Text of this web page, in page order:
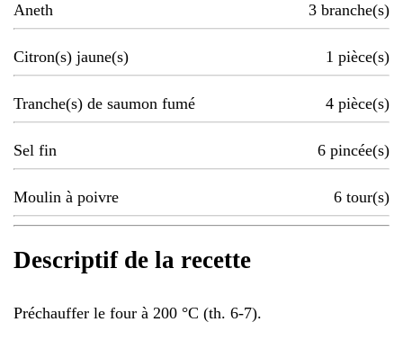
Aneth 3 branche(s)
Citron(s) jaune(s) 1 pièce(s)
Tranche(s) de saumon fumé 4 pièce(s)
Sel fin 6 pincée(s)
Moulin à poivre 6 tour(s)
Descriptif de la recette
Préchauffer le four à 200 °C (th. 6-7).